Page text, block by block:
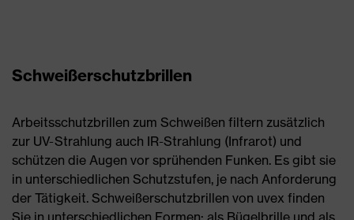
Schweißerschutzbrillen
Arbeitsschutzbrillen zum Schweißen filtern zusätzlich
zur UV-Strahlung auch IR-Strahlung (Infrarot) und
schützen die Augen vor sprühenden Funken. Es gibt sie
in unterschiedlichen Schutzstufen, je nach Anforderung
der Tätigkeit. Schweißerschutzbrillen von uvex finden
Sie in unterschiedlichen Formen: als Bügelbrille und als